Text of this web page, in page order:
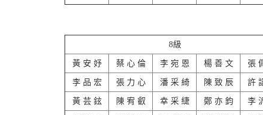
8級
黃 安 妤 蔡 心 倫 李 宛 恩 楊 善 文 張
李 品 宏 張 力 心 潘 采 綺 陳 致 辰 許
黃 芸 鉉 陳 宥 叡 幸 采 緁 鄭 亦 鈞 李